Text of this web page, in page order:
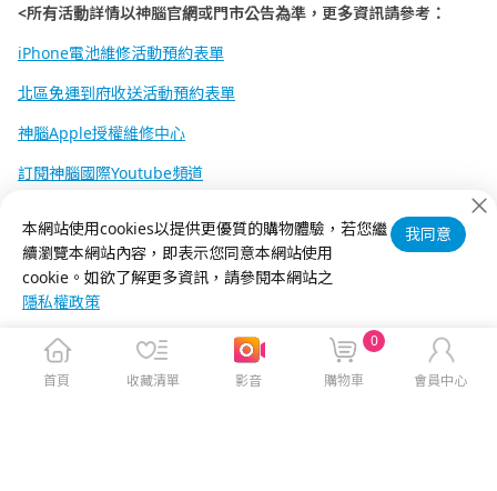
<所有活動詳情以神腦官網或門市公告為準，更多資訊請參考：
iPhone電池維修活動預約表單
北區免運到府收送活動預約表單
神腦Apple授權維修中心
訂閱神腦國際Youtube頻道
神腦國際FB粉絲團
本網站使用cookies以提供更優質的購物體驗，若您繼
續瀏覽本網站內容，即表示您同意本網站使用
cookie。如欲了解更多資訊，請參閱本網站之
隱私權政策
我同意
首頁 收藏清單 影音 購物車
0
會員中心